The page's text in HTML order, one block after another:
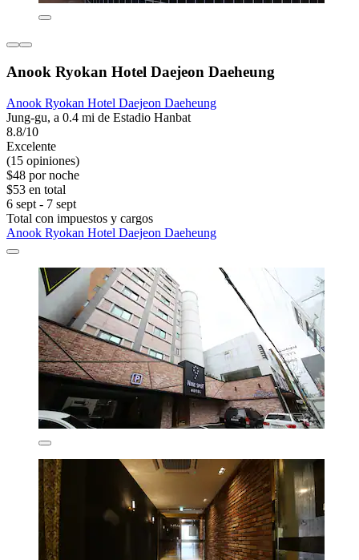
Anook Ryokan Hotel Daejeon Daeheung
Anook Ryokan Hotel Daejeon Daeheung
Jung-gu, a 0.4 mi de Estadio Hanbat
8.8/10
Excelente
(15 opiniones)
$48 por noche
$53 en total
6 sept - 7 sept
Total con impuestos y cargos
Anook Ryokan Hotel Daejeon Daeheung